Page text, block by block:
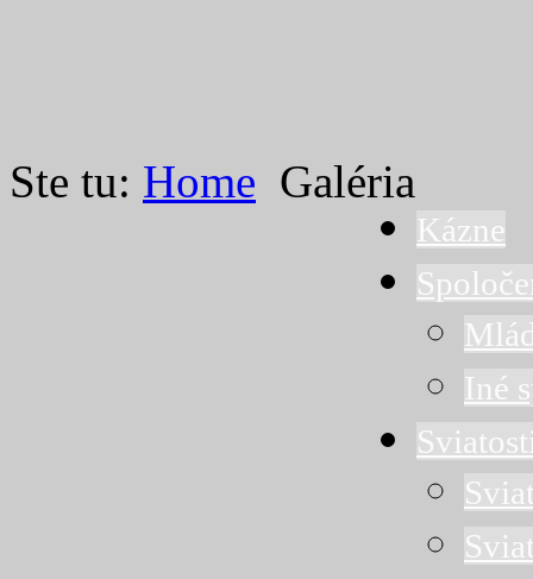
Ste tu: Home Galéria
Kázne
Iné